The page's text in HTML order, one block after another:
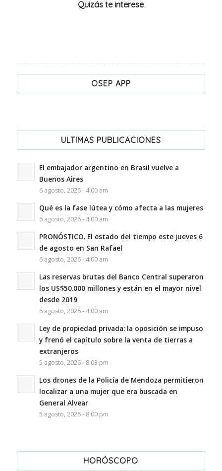
Quizás te interese
OSEP APP
ULTIMAS PUBLICACIONES
El embajador argentino en Brasil vuelve a
Buenos Aires
6 agosto, 2026 - 4:00 am
Qué es la fase lútea y cómo afecta a las mujeres
6 agosto, 2026 - 4:00 am
PRONÓSTICO. El estado del tiempo este jueves 6
de agosto en San Rafael
6 agosto, 2026 - 4:00 am
Las reservas brutas del Banco Central superaron
los US$50.000 millones y están en el mayor nivel
desde 2019
6 agosto, 2026 - 4:00 am
Ley de propiedad privada: la oposición se impuso
y frenó el capítulo sobre la venta de tierras a
extranjeros
5 agosto, 2026 - 8:03 pm
Los drones de la Policía de Mendoza permitieron
localizar a una mujer que era buscada en
General Alvear
5 agosto, 2026 - 8:00 pm
HORÓSCOPO